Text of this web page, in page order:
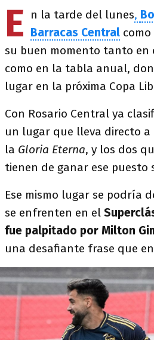
E n la tarde del lunes,
Barracas Central
su buen momento tanto en
como en la tabla anual,
lugar en la próxima Copa
Con Rosario Central ya
un lugar que lleva directo a
la Gloria Eterna, y los dos
tienen de ganar ese puesto
Ese mismo lugar se podría
se enfrenten en el
fue palpitado por Milton
una desafiante frase que